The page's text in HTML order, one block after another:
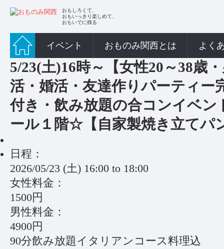
おもしろくて、
おもいっきり楽しめて、
おもいでに残る
イベント おものみ関西とは よく
5/23(土)16時～【女性20～38歳
活・婚活・友達作りパーティ
付き・飲み放題の合コンイベン
ール１階☆【自家製焼き立てパ
日程：
2026/05/23 (土) 16:00 to 18:00
女性料金：
1500円
男性料金：
4900円
90分飲み放題イタリアンコース料理込